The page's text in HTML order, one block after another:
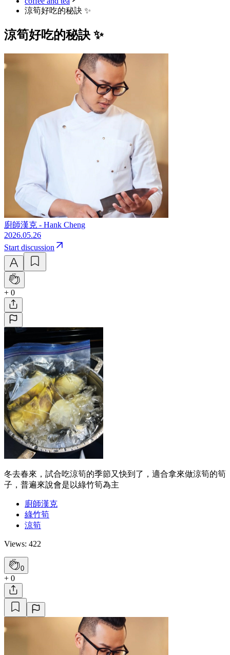
涼筍好吃的秘訣 ✨
涼筍好吃的秘訣 ✨
廚師漢克 - Hank Cheng
2026.05.26
Start discussion
+ 0
冬去春來，試合吃涼筍的季節又快到了，適合拿來做涼筍的筍
子，普遍來說會是以綠竹筍為主
廚師漢克
綠竹筍
涼筍
Views: 422
0
+ 0